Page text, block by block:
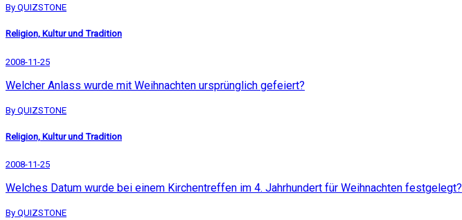
By QUIZSTONE
Religion, Kultur und Tradition
2008-11-25
Welcher Anlass wurde mit Weihnachten ursprünglich gefeiert?
By QUIZSTONE
Religion, Kultur und Tradition
2008-11-25
Welches Datum wurde bei einem Kirchentreffen im 4. Jahrhundert für Weihnachten festgelegt?
By QUIZSTONE